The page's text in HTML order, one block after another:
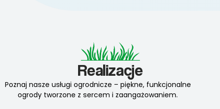
Realizacje
Poznaj nasze usługi ogrodnicze – piękne, funkcjonalne
ogrody tworzone z sercem i zaangażowaniem.